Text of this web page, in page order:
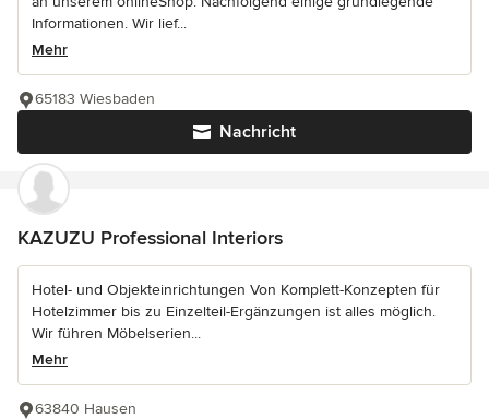
Informationen. Wir lief...
Mehr
Nachricht
65183 Wiesbaden
KAZUZU Professional Interiors
Hotel- und Objekteinrichtungen Von Komplett-Konzepten für
Hotelzimmer bis zu Einzelteil-Ergänzungen ist alles möglich.
Wir führen Möbelserien...
Mehr
63840 Hausen